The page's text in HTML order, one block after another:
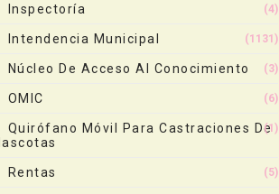
Inspectoría (4)
Intendencia Municipal (1131)
Núcleo De Acceso Al Conocimiento (3)
OMIC (6)
Quirófano Móvil Para Castraciones De(1)
Rentas (5)